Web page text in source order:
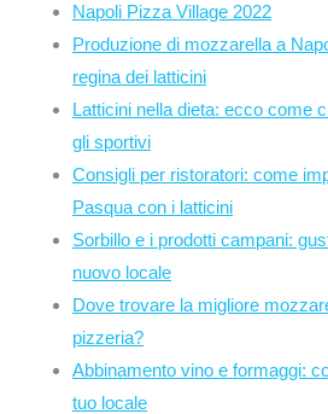
Napoli Pizza Village 2022
Produzione di mozzarella a
regina dei latticini
Latticini nella dieta: ecco come
gli sportivi
Consigli per ristoratori: come
Pasqua con i latticini
Sorbillo e i prodotti campani:
nuovo locale
Dove trovare la migliore
pizzeria?
Abbinamento vino e formaggi:
tuo locale